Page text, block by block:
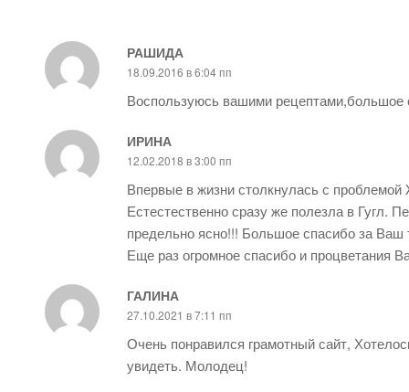
РАШИДА
18.09.2016 в 6:04 пп
Воспользуюсь вашими рецептами,большое
ИРИНА
12.02.2018 в 3:00 пп
Впервые в жизни столкнулась с проблемой
Естестественно сразу же полезла в Гугл.
предельно ясно!!! Большое спасибо за
Еще раз огромное спасибо и процветания
ГАЛИНА
27.10.2021 в 7:11 пп
Очень понравился грамотный сайт,
увидеть. Молодец!